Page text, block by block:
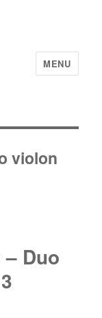
MENU
violon
Duo